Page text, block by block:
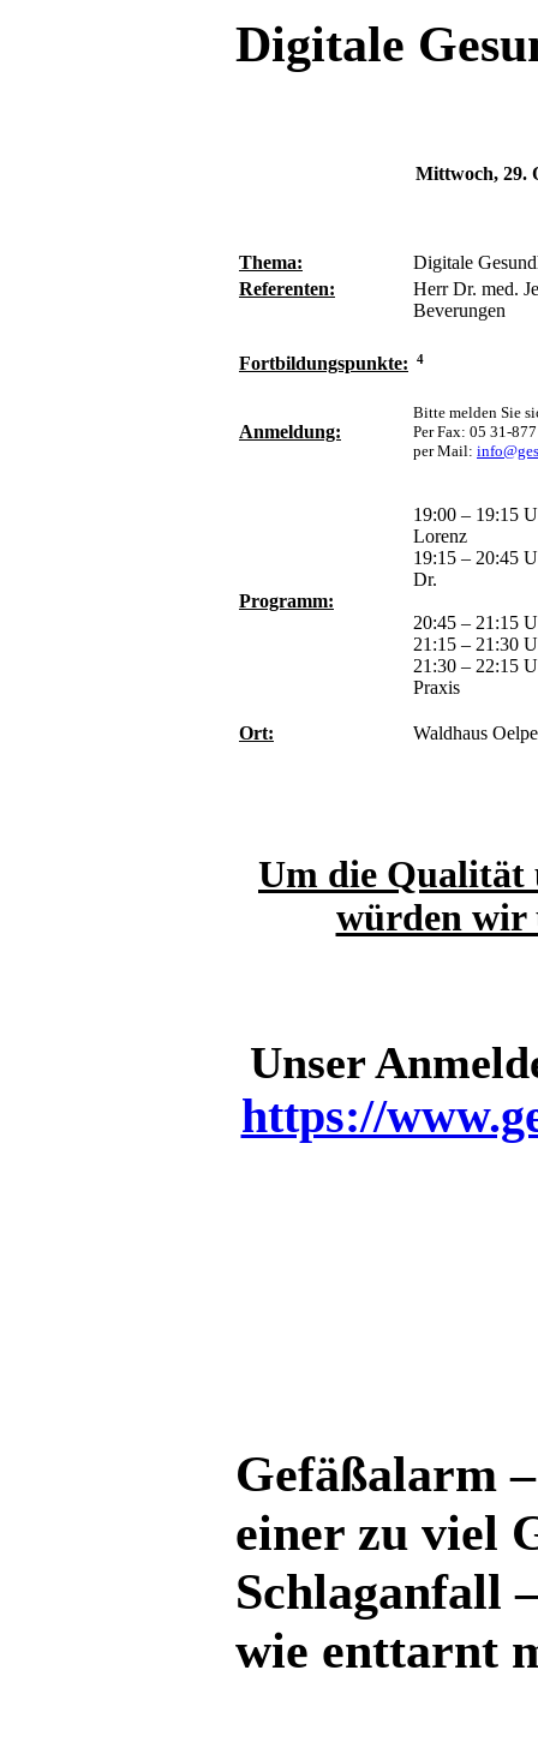
Digitale
Mittwoch, 29.
Thema:
Digitale
Referenten:
Herr Dr. med.
Beverungen
Fortbildungspunkte: 4
Anmeldung:
Bitte melden Sie
Per Fax: 05 31-
per Mail:
Programm:
19:00 – 19:15
Lorenz
19:15 – 20:45
Dr.
20:45 – 21:15
21:15 – 21:30
21:30 – 22:15
Praxis
Ort: Waldhaus
Um die Qualität
würden wir
Unser
https://
Gefäßalarm
einer zu viel
Schlaganfall
wie enttarnt